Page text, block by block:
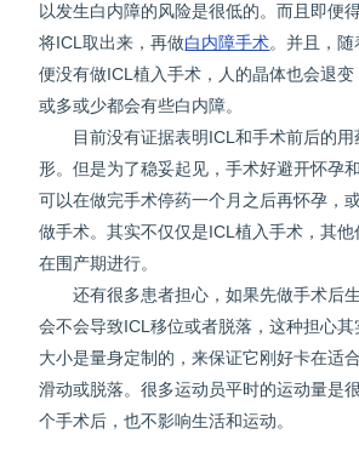
以发生白内障的风险是很低的。而且即便
将ICL取出来，再做白内障手术。并且，
便没有做ICL植入手术，人的晶体也会退变
或多或少都会有些白内障。
目前没有证据表明ICL和手术前后的用
形。但是为了稳妥起见，手术好避开怀孕
可以在做完手术停药一个月之后再怀孕，
做手术。其实不仅仅是ICL植入手术，其
在围产期进行。
还有很多患者担心，如果先做手术后
会不会导致ICL移位或者脱落，这种担心
大小是量身定制的，来保证它刚好卡在适
滑动或脱落。很多运动员平时的运动量是
个手术后，也不影响生活和运动。